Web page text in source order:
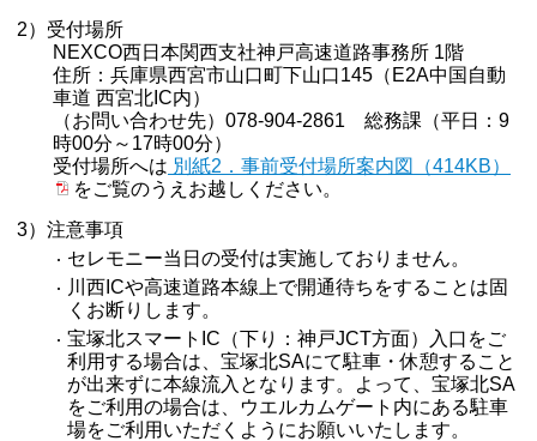
2）受付場所
NEXCO西日本関西支社神戸高速道路事務所 1階
住所：兵庫県西宮市山口町下山口145（E2A中国自動
車道 西宮北IC内）
（お問い合わせ先）078-904-2861 総務課（平日：9
時00分～17時00分）
受付場所へは 別紙2．事前受付場所案内図（414KB）
をご覧のうえお越しください。
3）注意事項
セレモニー当日の受付は実施しておりません。
川西ICや高速道路本線上で開通待ちをすることは固
くお断りします。
宝塚北スマートIC（下り：神戸JCT方面）入口をご
利用する場合は、宝塚北SAにて駐車・休憩すること
が出来ずに本線流入となります。よって、宝塚北SA
をご利用の場合は、ウエルカムゲート内にある駐車
場をご利用いただくようにお願いいたします。